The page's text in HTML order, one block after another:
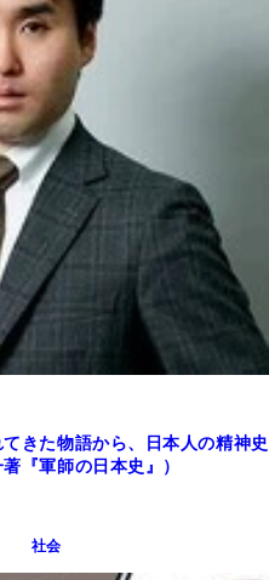
きた物語から、日本人の精神史
『軍師の日本史』）
社会